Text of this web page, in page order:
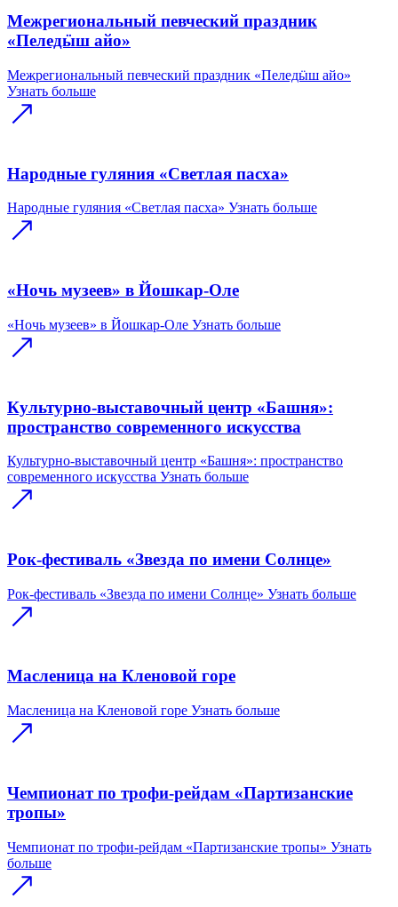
Межрегиональный певческий праздник
«Пеледӹш айо»
Межрегиональный певческий праздник «Пеледӹш айо»
Узнать больше
Народные гуляния «Светлая пасха»
Народные гуляния «Светлая пасха» Узнать больше
«Ночь музеев» в Йошкар-Оле
«Ночь музеев» в Йошкар-Оле Узнать больше
Культурно-выставочный центр «Башня»:
пространство современного искусства
Культурно-выставочный центр «Башня»: пространство
современного искусства Узнать больше
Рок-фестиваль «Звезда по имени Солнце»
Рок-фестиваль «Звезда по имени Солнце» Узнать больше
Масленица на Кленовой горе
Масленица на Кленовой горе Узнать больше
Чемпионат по трофи-рейдам «Партизанские
тропы»
Чемпионат по трофи-рейдам «Партизанские тропы» Узнать
больше